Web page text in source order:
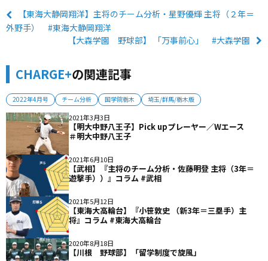
【東海大静岡翔洋】主将のチーム分析・星野優輝 主将（２年＝
外野手） #東海大静岡翔洋
【大森学園 野球部】 「万事前心」 #大森学園
CHARGE+の関連記事
2022年4月号 チーム分析 国学院栃木 埼玉/群馬/栃木版
2021年3月3日
【明大中野八王子】Pick upプレーヤー／Wエース
＃明大中野八王子
2021年6月10日
【武相】『主将のチーム分析・佐藤明登 主将（3年＝
遊撃手））』コラム #武相
2021年5月12日
【東海大高輪台】『小笹敦史 （新3年＝三塁手）主
将』コラム #東海大高輪台
2020年8月18日
【川根 野球部】「留学制度で旋風」